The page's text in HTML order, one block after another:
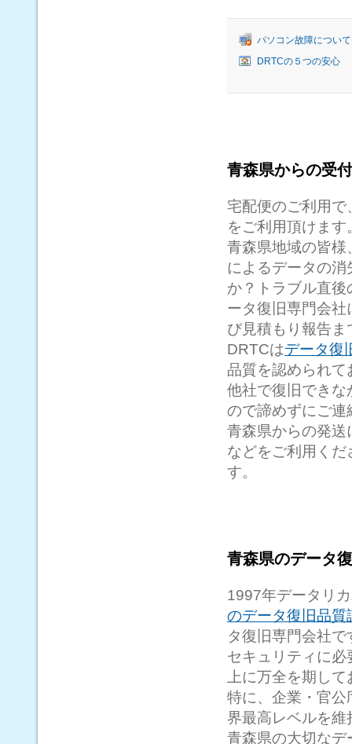
パソコン故障について
DRTCの５つの安心
青森県からの受付
宅配便のご利用
をご利用頂けます
青森県地域の皆様
によるデータの
か？トラブル直
ータ復旧専門会
び見積もり報告
DRTCはデータ復
品質を認められて
他社で復旧できな
ので諦めずにご連
青森県からの発送
などをご利用く
す。
青森県のデータ
1997年データリ
のデータ復旧品
タ復旧専門会社
セキュリティに
上に万全を期し
特に、企業・官公
界最高レベルを維
青森県の大切な